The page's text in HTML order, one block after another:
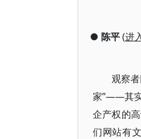
● 陈平(进
观察
家”——其实
企产权的
们网站有